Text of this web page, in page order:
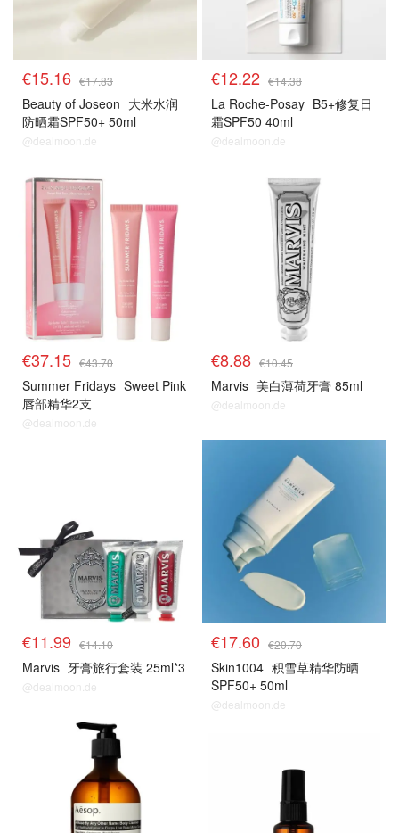
€15.16 €17.83
Beauty of Joseon 大米水润
防晒霜SPF50+ 50ml
@dealmoon.de
€12.22 €14.38
La Roche-Posay B5+修复日
霜SPF50 40ml
@dealmoon.de
€37.15 €43.70
Summer Fridays Sweet Pink
唇部精华2支
@dealmoon.de
€8.88 €10.45
Marvis 美白薄荷牙膏 85ml
@dealmoon.de
€11.99 €14.10
Marvis 牙膏旅行套装 25ml*3
@dealmoon.de
€17.60 €20.70
Skin1004 积雪草精华防晒
SPF50+ 50ml
@dealmoon.de